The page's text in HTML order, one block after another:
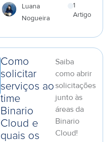
Luana
Nogueira
1
Artigo
Como
solicitar
serviços ao
time
Binario
Cloud e
quais os
Saiba
como abrir
solicitações
junto às
áreas da
Binario
Cloud!